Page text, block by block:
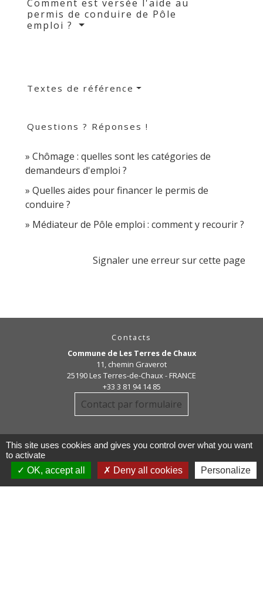
Comment est versée l'aide au
permis de conduire de Pôle
emploi ?
Textes de référence
Questions ? Réponses !
Chômage : quelles sont les catégories de
demandeurs d'emploi ?
Quelles aides pour financer le permis de
conduire ?
Médiateur de Pôle emploi : comment y recourir ?
Signaler une erreur sur cette page
Contacts
Commune de Les Terres de Chaux
11, chemin Graverot
25190 Les Terres-de-Chaux - FRANCE
+33 3 81 94 14 85
Contact par formulaire
This site uses cookies and gives you control over what you want
to activate
OK, accept all
Deny all cookies Personalize